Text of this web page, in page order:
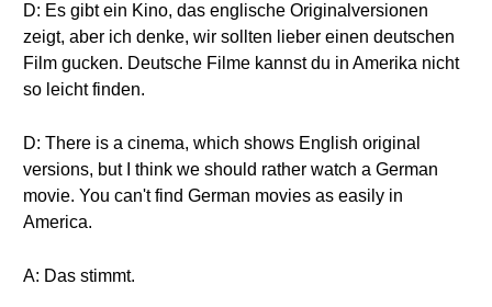
D: Es gibt ein Kino, das englische Originalversionen
zeigt, aber ich denke, wir sollten lieber einen deutschen
Film gucken. Deutsche Filme kannst du in Amerika nicht
so leicht finden.
D: There is a cinema, which shows English original
versions, but I think we should rather watch a German
movie. You can't find German movies as easily in
America.
A: Das stimmt.